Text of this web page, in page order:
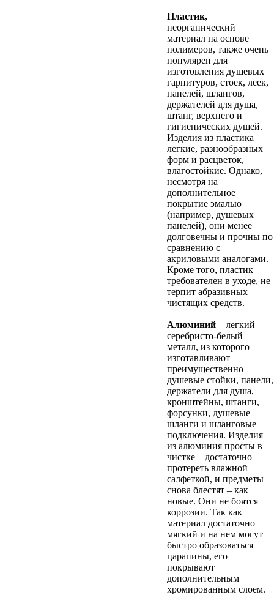
Пластик,
неорганический
материал на основе
полимеров, также очень
популярен для
изготовления душевых
гарнитуров, стоек, леек,
панелей, шлангов,
держателей для душа,
штанг, верхнего и
гигиенических душей.
Изделия из пластика
легкие, разнообразных
форм и расцветок,
влагостойкие. Однако,
несмотря на
дополнительное
покрытие эмалью
(например, душевых
панелей), они менее
долговечны и прочны по
сравнению с
акриловыми аналогами.
Кроме того, пластик
требователен в уходе, не
терпит абразивных
чистящих средств.
Алюминий – легкий
серебристо-белый
металл, из которого
изготавливают
преимущественно
душевые стойки, панели,
держатели для душа,
кронштейны, штанги,
форсунки, душевые
шланги и шланговые
подключения. Изделия
из алюминия просты в
чистке – достаточно
протереть влажной
салфеткой, и предметы
снова блестят – как
новые. Они не боятся
коррозии. Так как
материал достаточно
мягкий и на нем могут
быстро образоваться
царапины, его
покрывают
дополнительным
хромированным слоем.